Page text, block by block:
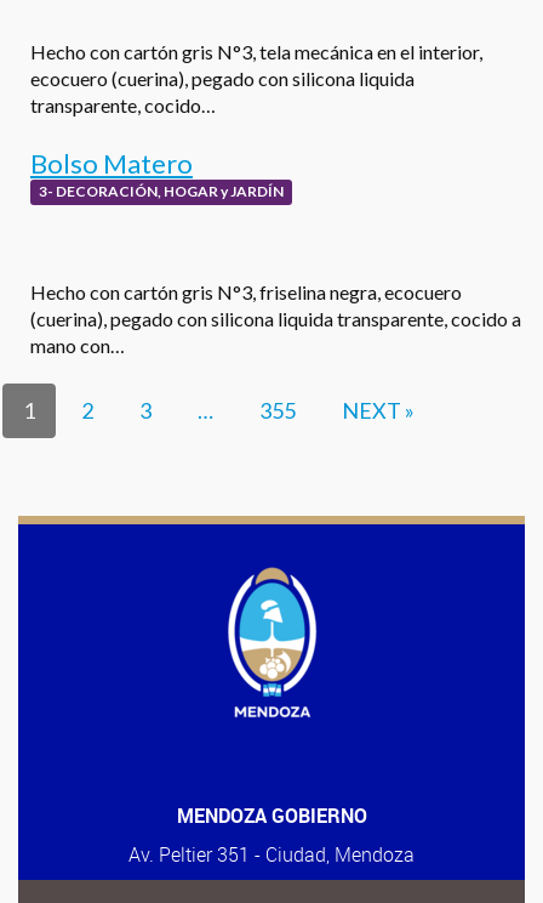
Hecho con cartón gris N°3, tela mecánica en el interior,
ecocuero (cuerina), pegado con silicona liquida
transparente, cocido…
Bolso Matero
3- DECORACIÓN, HOGAR y JARDÍN
Hecho con cartón gris N°3, friselina negra, ecocuero
(cuerina), pegado con silicona liquida transparente, cocido a
mano con…
1 2 3 … 355 NEXT »
MENDOZA GOBIERNO
Av. Peltier 351 - Ciudad, Mendoza